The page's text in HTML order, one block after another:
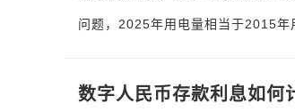
问题，2025年用电量相当于2015年
数字人民币存款利息如何